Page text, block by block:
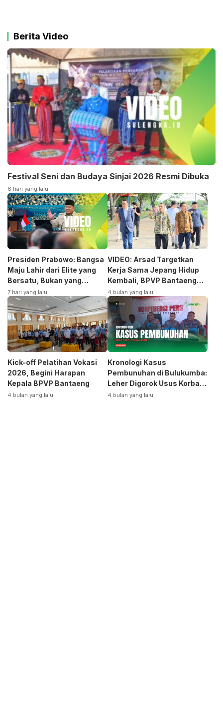
Berita Video
Festival Seni dan Budaya Sinjai 2026 Resmi Dibuka
6 hari yang lalu
Presiden Prabowo: Bangsa
Maju Lahir dari Elite yang
Bersatu, Bukan yang
Terpecah
7 hari yang lalu
VIDEO: Arsad Targetkan
Kerja Sama Jepang Hidup
Kembali, BPVP Bantaeng
Siap Bangkitkan Jurusan
Otomotif
4 bulan yang lalu
Kick-off Pelatihan Vokasi
2026, Begini Harapan
Kepala BPVP Bantaeng
4 bulan yang lalu
Kronologi Kasus
Pembunuhan di Bulukumba:
Leher Digorok Usus Korban
Dikeluarkan
4 bulan yang lalu